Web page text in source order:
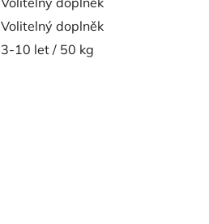
Volitelný doplněk
3-10 let / 50 kg